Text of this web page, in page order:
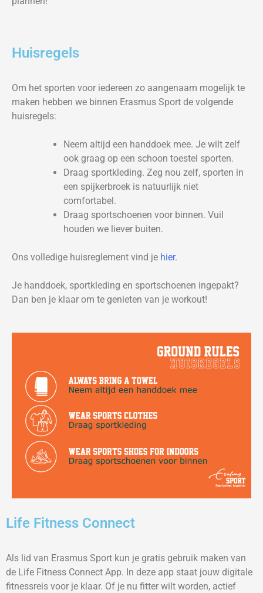
Huisregels
Om het sporten voor iedereen zo aangenaam mogelijk te
maken hebben we binnen Erasmus Sport de volgende
huisregels:
Neem altijd een handdoek mee. Je wilt zelf
ook graag op een schoon toestel sporten.
Draag sportkleding. Zeg nou zelf, sporten in
een spijkerbroek is natuurlijk niet
comfortabel.
Draag sportschoenen voor binnen. Vuil
houden we liever buiten.
Ons volledige huisreglement vind je hier.
Je handdoek, sportkleding en sportschoenen ingepakt?
Dan ben je klaar om te genieten van je workout!
Life Fitness Connect
Als lid van Erasmus Sport kun je gratis gebruik maken van
de Life Fitness Connect App. In deze app staat jouw digitale
fitnessreis voor je klaar. Of je nu fitter wilt worden, actief